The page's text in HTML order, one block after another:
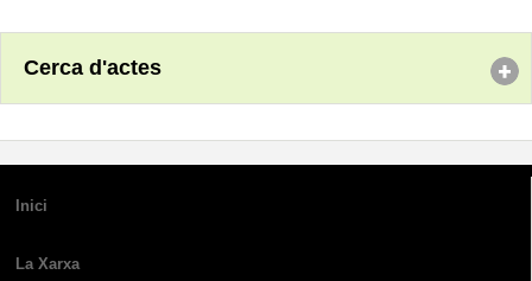
Cerca d'actes
Inici
La Xarxa